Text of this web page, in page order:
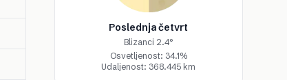
Poslednja četvrt
Blizanci 2.4°
Osvetljenost: 34.1%
Udaljenost: 368.445 km